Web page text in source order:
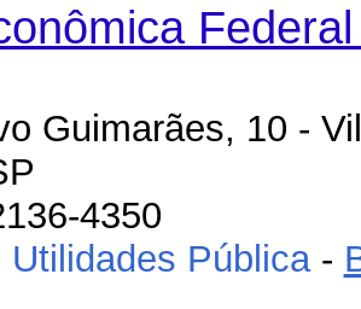
Guimarães, 10 -
4350
Utilidades Pública-